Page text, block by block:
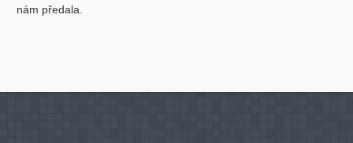
nám předala.